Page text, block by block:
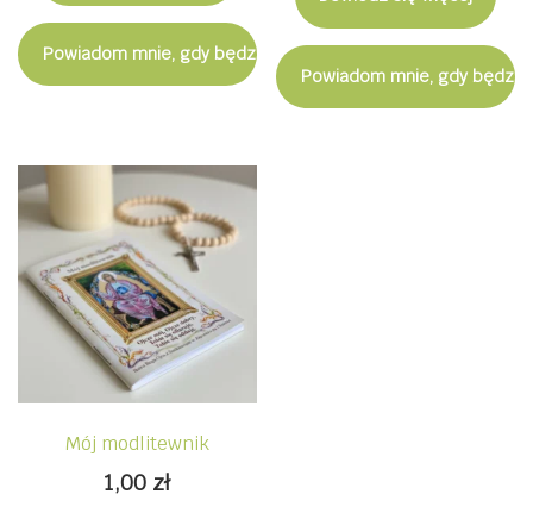
Powiadom mnie, gdy będzie dostępny
Powiadom mnie, gdy
Mój modlitewnik
1,00 zł